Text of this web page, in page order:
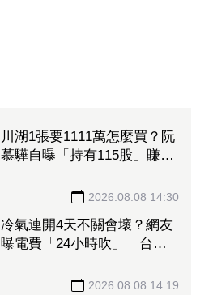
川湖1張要1111萬怎麼買？阮
慕驊自曝「持有115股」賺近
2026.08.08 14:30
冷氣連開4天不關會壞？網友
曝電費「24小時吹」 台電
2026.08.08 14:19